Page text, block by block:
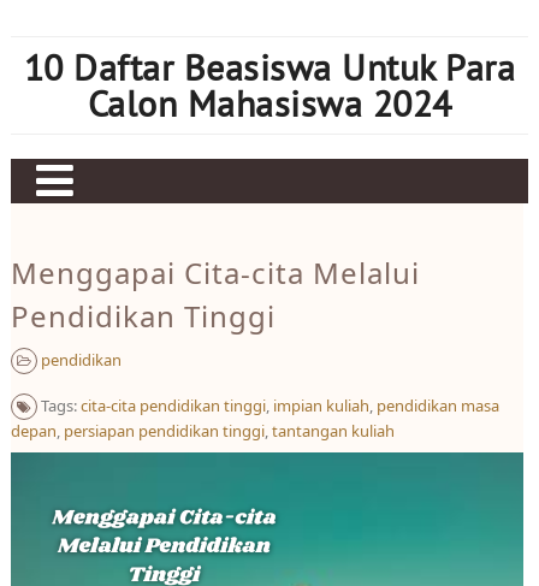
content
10 Daftar Beasiswa Untuk Para
Calon Mahasiswa 2024
Sbobet
Judi bola
Mahjong Ways 2
Slot Kamboja
Menggapai Cita-cita Melalui
Pendidikan Tinggi
pendidikan
Tags:cita-cita pendidikan tinggi, impian kuliah, pendidikan masa
depan, persiapan pendidikan tinggi,tantangan kuliah